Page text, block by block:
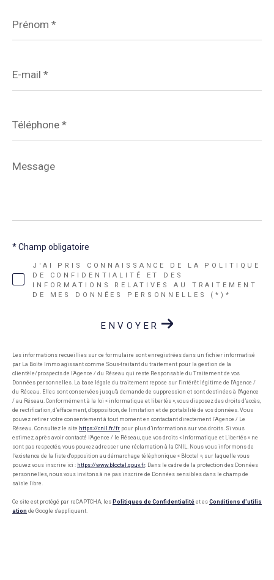
*
mail
*
*
Message
*
J'AI PRIS CONNAISSANCE DE LA POLITIQUE
DE CONFIDENTIALITÉ ET DES
INFORMATIONS RELATIVES AU TRAITEMENT
DE MES DONNÉES PERSONNELLES (*)*
* Champ obligatoire
ENVOYER
Les informations recueillies sur ce formulaire sont enregistrées dans un fichier informatisé
par La Boite Immo agissant comme Sous-traitant du traitement pour la gestion de la
clientèle/prospects de l'Agence / du Réseau qui reste Responsable du Traitement de vos
Données personnelles. La base légale du traitement repose sur l'intérêt légitime de l'Agence /
du Réseau. Elles sont conservées jusqu'à demande de suppression et sont destinées à l'Agence
/ au Réseau. Conformément à la loi « informatique et libertés », vous disposez des droits d’accès,
de rectification, d’effacement, d’opposition, de limitation et de portabilité de vos données. Vous
pouvez retirer votre consentement à tout moment en contactant directement l’Agence / Le
Réseau. Consultez le site https://cnil.fr/fr pour plus d’informations sur vos droits. Si vous
estimez, après avoir contacté l'Agence / le Réseau, que vos droits « Informatique et Libertés » ne
sont pas respectés, vous pouvez adresser une réclamation à la CNIL. Nous vous informons de
l’existence de la liste d'opposition au démarchage téléphonique « Bloctel », sur laquelle vous
pouvez vous inscrire ici : https://www.bloctel.gouv.fr. Dans le cadre de la protection des Données
personnelles, nous vous invitons à ne pas inscrire de Données sensibles dans le champ de
saisie libre.
Ce site est protégé par reCAPTCHA, les Politiques de Confidentialité et es Conditions d'utilis
ation de Google s'appliquent.